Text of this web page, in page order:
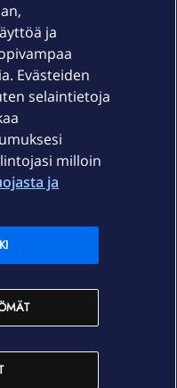
ja
Evästeiden
selaintietoja
milloin
ja